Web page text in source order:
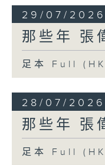
29/07/2026
那些年 張
足本 Full
28/07/2026
那些年 張
足本 Full